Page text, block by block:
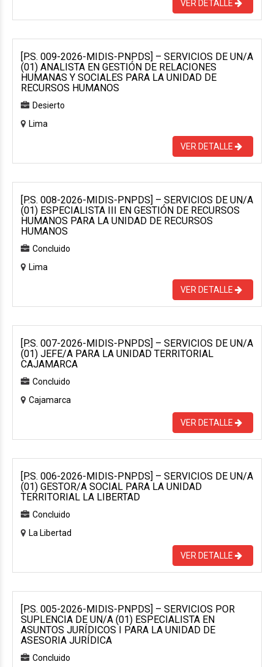
VER DETALLE
[P.S. 009-2026-MIDIS-PNPDS] – SERVICIOS DE UN/A
(01) ANALISTA EN GESTIÓN DE RELACIONES
HUMANAS Y SOCIALES PARA LA UNIDAD DE
RECURSOS HUMANOS
Desierto
Lima
VER DETALLE
[P.S. 008-2026-MIDIS-PNPDS] – SERVICIOS DE UN/A
(01) ESPECIALISTA III EN GESTIÓN DE RECURSOS
HUMANOS PARA LA UNIDAD DE RECURSOS
HUMANOS
Concluido
Lima
VER DETALLE
[P.S. 007-2026-MIDIS-PNPDS] – SERVICIOS DE UN/A
(01) JEFE/A PARA LA UNIDAD TERRITORIAL
CAJAMARCA
Concluido
Cajamarca
VER DETALLE
[P.S. 006-2026-MIDIS-PNPDS] – SERVICIOS DE UN/A
(01) GESTOR/A SOCIAL PARA LA UNIDAD
TERRITORIAL LA LIBERTAD
Concluido
La Libertad
VER DETALLE
[P.S. 005-2026-MIDIS-PNPDS] – SERVICIOS POR
SUPLENCIA DE UN/A (01) ESPECIALISTA EN
ASUNTOS JURÍDICOS I PARA LA UNIDAD DE
ASESORIA JURÍDICA
Concluido